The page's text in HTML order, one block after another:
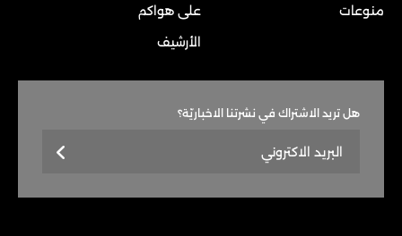
منوعات
على هواكم
الأرشيف
هل تريد الاشتراك في نشرتنا الاخباريّة؟